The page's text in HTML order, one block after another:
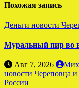
Похожая запись
Деньги новости
Муральный пир во
Авг 7, 2026
новости Череповца
России